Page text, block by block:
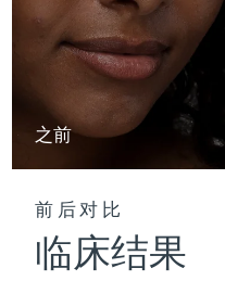
之前
前后对比
临床结果
全部购买
FOREO APP
泽西岛
哈萨克斯坦
科威特
拉脱维亚
黎巴嫩
立陶宛